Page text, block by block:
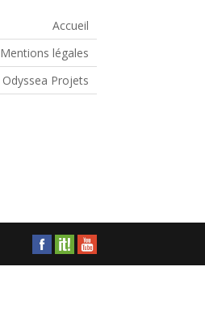
Accueil
Mentions légales
Odyssea Projets